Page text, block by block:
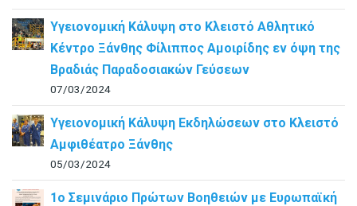
Υγειονομική Κάλυψη στο Κλειστό Αθλητικό
Κέντρο Ξάνθης Φίλιππος Αμοιρίδης εν όψη της
Βραδιάς Παραδοσιακών Γεύσεων
07/03/2024
Υγειονομική Κάλυψη Εκδηλώσεων στο Κλειστό
Αμφιθέατρο Ξάνθης
05/03/2024
1ο Σεμινάριο Πρώτων Βοηθειών με Ευρωπαϊκή